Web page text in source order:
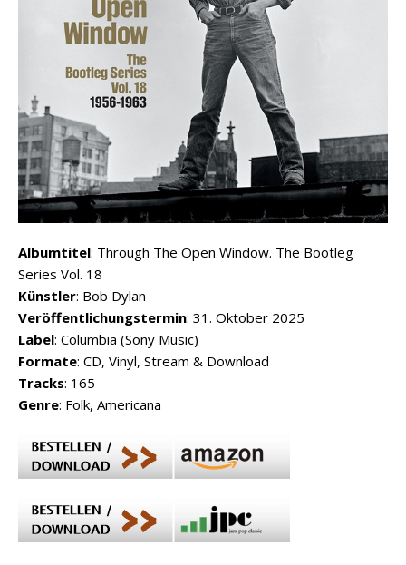
Albumtitel: Through The Open Window. The Bootleg
Series Vol. 18
Künstler: Bob Dylan
Veröffentlichungstermin: 31. Oktober 2025
Label: Columbia (Sony Music)
Formate: CD, Vinyl, Stream & Download
Tracks: 165
Genre: Folk, Americana